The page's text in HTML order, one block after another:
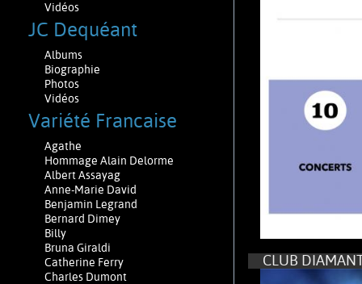
Vidéos
JC Dequéant
Albums
Biographie
Photos
Vidéos
Variété Francaise
Agathe
Hommage Alain Delorme
Albert Assayag
Anne-Marie David
Benjamin Legrand
Bernard Dimey
Billy
Bruna Giraldi
Catherine Ferry
Charles Dumont
CLUB